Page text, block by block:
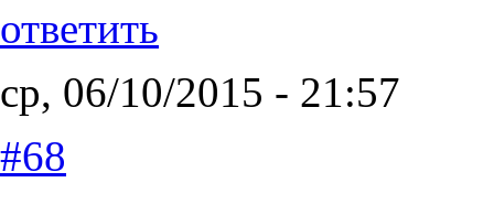
ответить
ср, 06/10/2015 - 21:57
#68